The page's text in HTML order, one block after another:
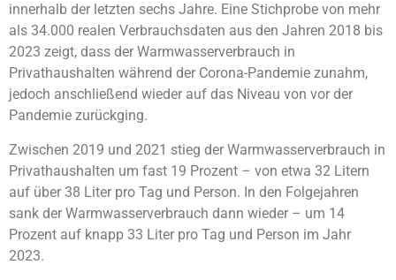
innerhalb der letzten sechs Jahre. Eine Stichprobe von mehr
als 34.000 realen Verbrauchsdaten aus den Jahren 2018 bis
2023 zeigt, dass der Warmwasserverbrauch in
Privathaushalten während der Corona-Pandemie zunahm,
jedoch anschließend wieder auf das Niveau von vor der
Pandemie zurückging.
Zwischen 2019 und 2021 stieg der Warmwasserverbrauch in
Privathaushalten um fast 19 Prozent – von etwa 32 Litern
auf über 38 Liter pro Tag und Person. In den Folgejahren
sank der Warmwasserverbrauch dann wieder – um 14
Prozent auf knapp 33 Liter pro Tag und Person im Jahr
2023.